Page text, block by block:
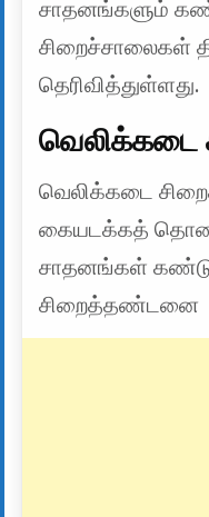
சாதனங்களும்
சிறைச்சாலைகள்
தெரிவித்துள்ளது.
வெலிக்கடை
வெலிக்கடை
கையடக்கத்
சாதனங்கள்
சிறைத்தண்டனை